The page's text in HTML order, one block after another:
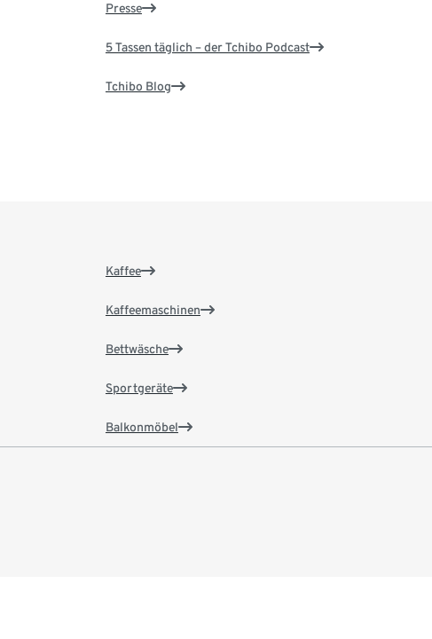
Presse
5 Tassen täglich – der Tchibo Podcast
Tchibo Blog
Kaffee
Kaffeemaschinen
Bettwäsche
Sportgeräte
Balkonmöbel